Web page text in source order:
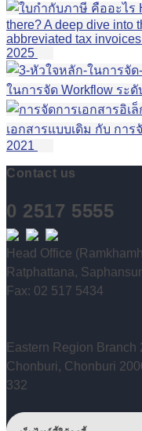
there? A deep dive into
abbreviated tax
2025
ในการจัด Workflow ระ
เอกสารแบบเดิม กับ กา
2021
Contact us
0 2517 5555
Head Office
Ratphattana,
Fax: 02 517 5434
Eastern Region Branch
Chonburi, Chonburi
332